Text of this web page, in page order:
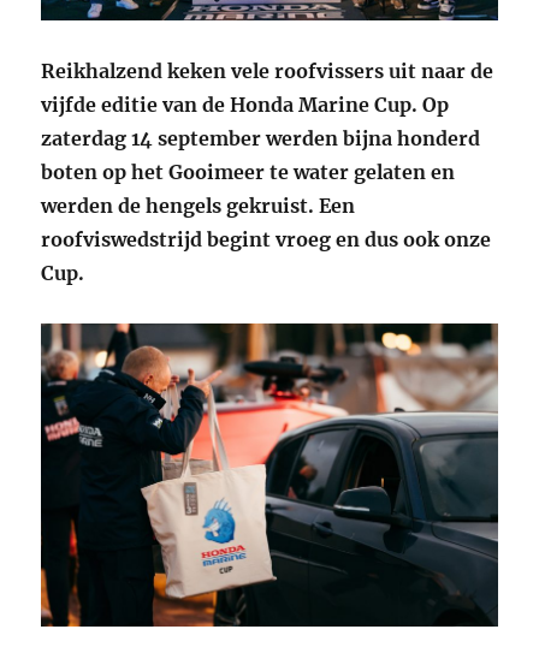
Reikhalzend keken vele roofvissers uit naar de
vijfde editie van de Honda Marine Cup. Op
zaterdag 14 september werden bijna honderd
boten op het Gooimeer te water gelaten en
werden de hengels gekruist. Een
roofviswedstrijd begint vroeg en dus ook onze
Cup.